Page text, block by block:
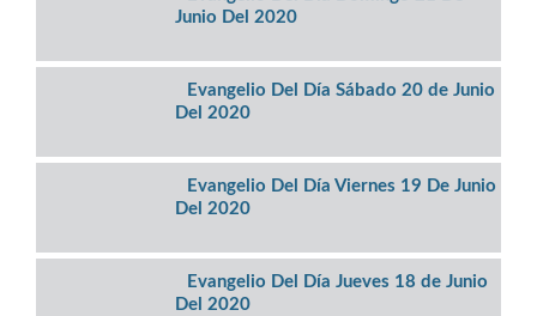
Junio Del 2020
Evangelio Del Día Sábado 20 de Junio
Del 2020
Evangelio Del Día Viernes 19 De Junio
Del 2020
Evangelio Del Día Jueves 18 de Junio
Del 2020